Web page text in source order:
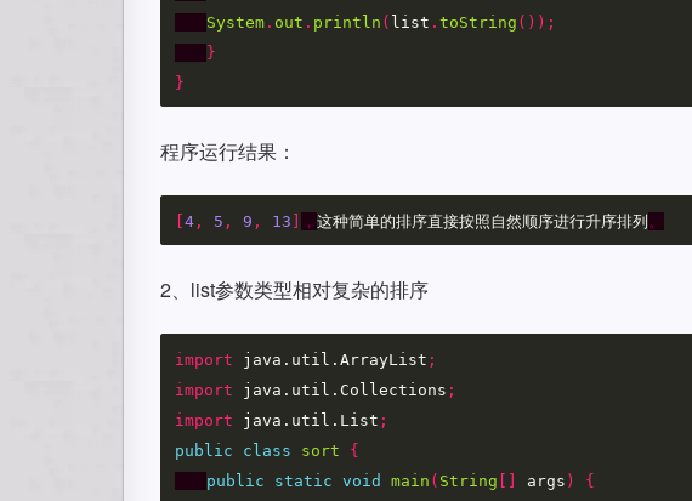
System . out . println ( list . toString ());
}
}
程序运行结果：
4 , 5 , 9 , 13 ， 这种简单的排序直接按照自然顺序进行升序排列 。
2、list参数类型相对复杂的排序
import java.util.ArrayList ;
import
java.util.Collections ;
import
java.util.List ;
public
class sort
{
public
static void main ( String args )
{